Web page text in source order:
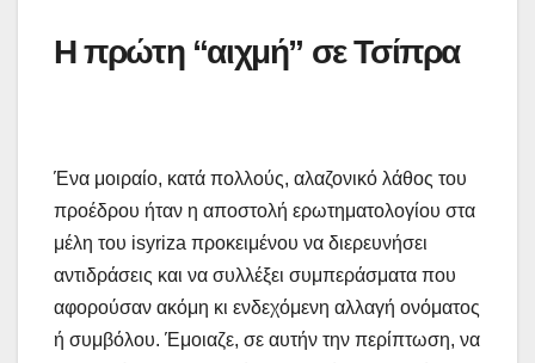
Η πρώτη “αιχμή” σε Τσίπρα
Ένα μοιραίο, κατά πολλούς, αλαζονικό λάθος του
προέδρου ήταν η αποστολή ερωτηματολογίου στα
μέλη του isyriza προκειμένου να διερευνήσει
αντιδράσεις και να συλλέξει συμπεράσματα που
αφορούσαν ακόμη κι ενδεχόμενη αλλαγή ονόματος
ή συμβόλου. Έμοιαζε, σε αυτήν την περίπτωση, να